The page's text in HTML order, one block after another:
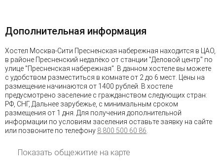
Дополнительная информация
Хостел Москва-Сити Пресненская набережная находится в ЦАО,
в районе Пресненский недалёко от станции "Деловой центр" по
улице "Пресненская набережная". В данном хостеле вы можете
с удобством разместиться в комнате от 2 до 6 мест. Цены на
размещение начинаются от 1400 рублей. В хостеле
предусмотрено заселение с гражданством следующих стран:
РФ, СНГ, Дальнее зарубежье, с минимальным сроком
размещения от 1 дня. Для получения дополнительной
информации по условиям заселения оставьте заявку на сайте
или позвоните по телефону 8 800 500 60 86
Показать общежитие на карте